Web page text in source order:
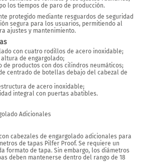
los tiempos de paro de producción.
protegido mediante resguardos de seguridad
segura para los usuarios, permitiendo al
ajustes y mantenimiento.
con cuatro rodillos de acero inoxidable;
de engargolado;
de productos con dos cilindros neumáticos;
centrado de botellas debajo del cabezal de
de acero inoxidable;
integral con puertas abatibles.
Adicionales
cabezales de engargolado adicionales para
de tapas Pilfer Proof. Se requiere un
formato de tapa. Sin embargo, los diámetros
deben mantenerse dentro del rango de 18